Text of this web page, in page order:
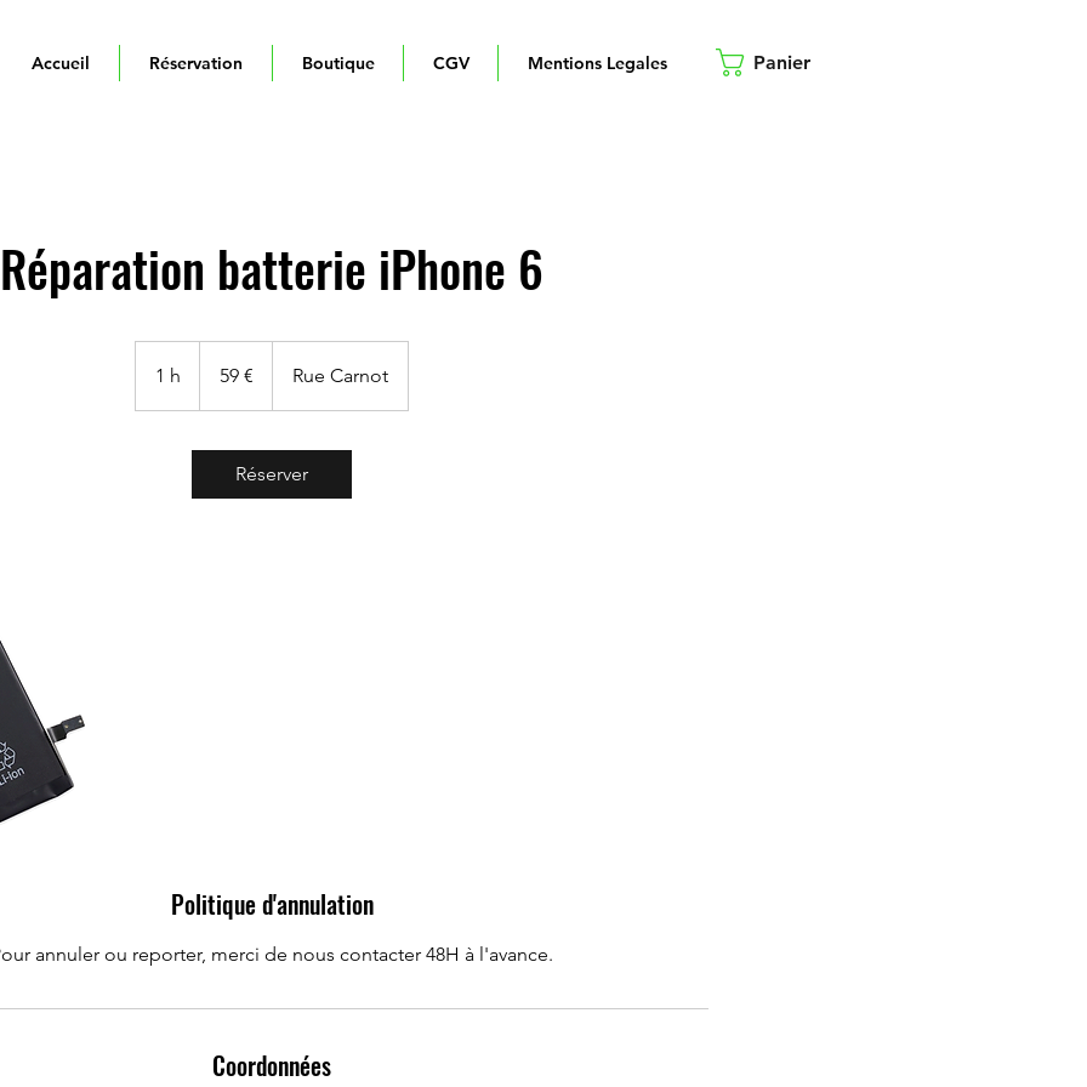
Accueil Réservation Boutique CGV Mentions Legales Panier
Réparation batterie iPhone 6
1 h 59 € Rue Carnot
Réserver
Politique d'annulation
annuler ou reporter, merci de nous contacter 48H à l'avance.
Coordonnées